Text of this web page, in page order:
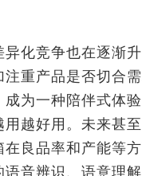
化竞争也在逐渐
重产品是否切合
为一种陪伴式体
越好用。未来甚
良品率和产能等
音辨识、语意理